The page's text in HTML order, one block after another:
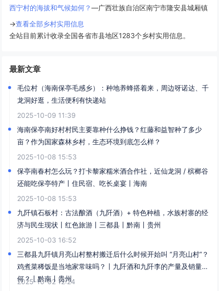
西宁村的海拔和气候如何？—广西壮族自治区南宁市隆安县城厢镇
→查看全部乡村实用信息
全站目前累计收录全国各省市县地区1283个乡村实用信息。
最新文章
毛位村（海南保亭毛感乡）：种地养蜂搭着来，周边呀诺达、千
龙洞好逛，生活便利有快递站
2025-10-09 11:39
海南保亭南好村村民主要靠种什么挣钱？红藤和益智种了多少
亩？作为国家森林乡村，生态环境到底怎么样？
2025-10-08 15:53
保亭南春村怎么玩？打卡黎家糯米酒合作社，近仙龙洞 / 槟榔谷
还能吃保亭特产丨住民宿、吃长桌宴丨海南
2025-10-08 15:53
九阡镇石板村：古法酿酒（九阡酒）+ 特色种植，水族村寨的经
济与民生现状丨红色旅游丨三都县丨黔南丨贵州
2025-10-03 16:52
三都县九阡镇月亮山村整村搬迁后什么时候开始叫 “月亮山村”？
鸡煮菜稀饭是当地家常味吗？丨九阡酒和九阡李的产量及销量如
何？丨黔南丨贵州
2025-10-02 12:24